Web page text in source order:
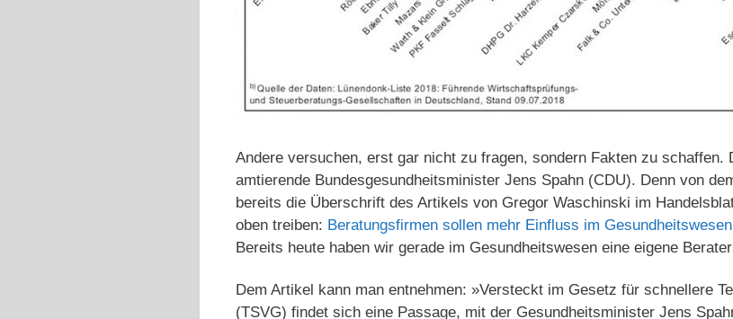
Andere versuchen, erst gar nicht zu fragen, sondern Fakten zu schaffen.
amtierende Bundesgesundheitsminister Jens Spahn (CDU). Denn von
bereits die Überschrift des Artikels von Gregor Waschinski im
oben treiben: Beratungsfirmen sollen mehr Einfluss im
Bereits heute haben wir gerade im Gesundheitswesen eine eigene
Dem Artikel kann man entnehmen: »Versteckt im Gesetz für schnellere
(TSVG) findet sich eine Passage, mit der Gesundheitsminister Jens